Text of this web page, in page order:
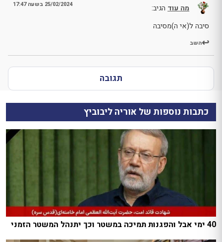
מה עוד הגיב: 25/02/2024 בשעה 17:47
סיבה ל(אי ה)מסיבה
השב
תגובה
כתבות נוספות של אוריה ליבוביץ
40 ימי אבל והפגנות תמיכה במשטר וכך יתנהל המשטר הזמני